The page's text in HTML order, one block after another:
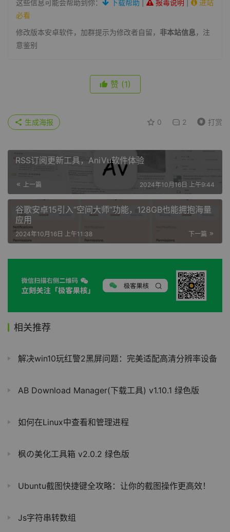
这些信息可能会帮助到你： 下载帮助 报毒说明
进站
必看
修改版本安卓软件，加群提示为修改者自留， 非本站信息，注
意鉴别
赞 (1)
0 2 打赏
生成海报
RSS订阅更新工具，AniVu软件体验
上一篇 2024年10月16日 上午9:44
谷歌安卓15引入“空间大师”功能，128GB也能拥抱海量
应用
下一篇
2024年10月16日 上午11:38
相关推荐
解决win10玩红警2黑屏问题：完美适配高清分辨率设备
AB Download Manager(下载工具) v1.10.1 绿色版
如何在Linux中查看和管理进程
枫の美化工具箱 v2.0.2 绿色版
Ubuntu截图快捷键全攻略：让你的截图操作更高效！
Js字符串转数组